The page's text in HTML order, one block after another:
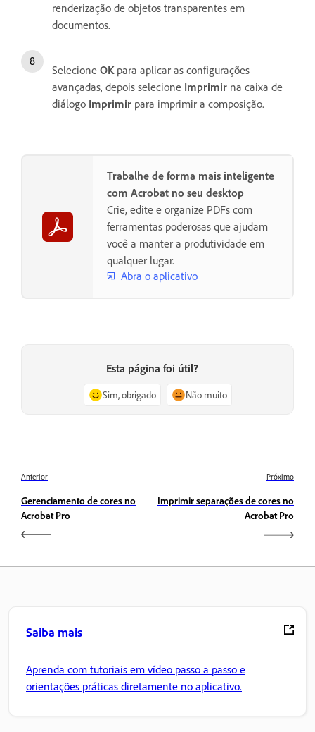
renderização de objetos transparentes em
documentos.
Selecione OKpara aplicar as configurações
avançadas, depois selecione Imprimir na caixa de
diálogo Imprimir para imprimir a composição.
Trabalhe de forma mais inteligente
com Acrobat no seu desktop
Crie, edite e organize PDFs com
ferramentas poderosas que ajudam
você a manter a produtividade em
qualquer lugar.
Abra o aplicativo
Esta página foi útil?
Sim, obrigado Não muito
Anterior
Gerenciamento de cores no
Acrobat Pro
Próximo
Imprimir separações de cores no
Acrobat Pro
Saiba mais
Aprenda com tutoriais em vídeo passo a passo e
orientações práticas diretamente no aplicativo.